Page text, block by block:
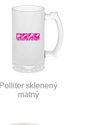
Polliter sklenený
matný